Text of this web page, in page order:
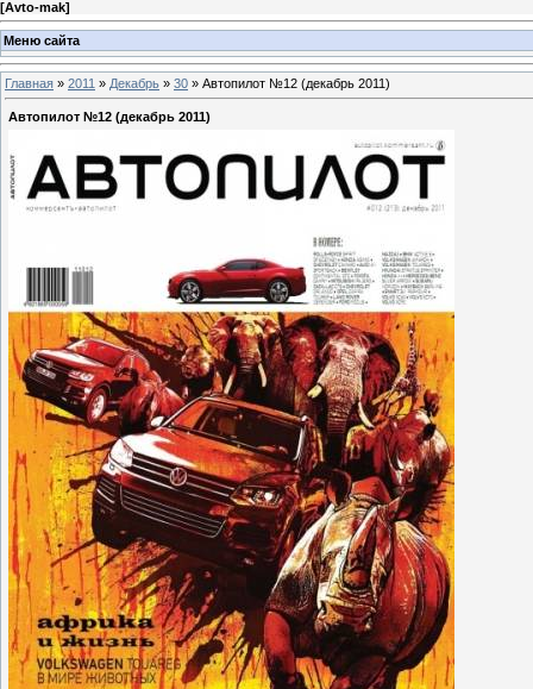
[Avto-mak]
Меню сайта
Главная » 2011 » Декабрь » 30 » Автопилот №12 (декабрь 2011)
Автопилот №12 (декабрь 2011)